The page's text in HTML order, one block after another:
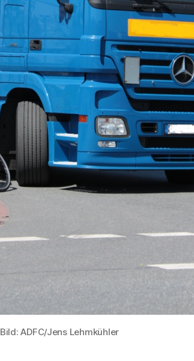
Bild: ADFC/Jens Lehmkühler